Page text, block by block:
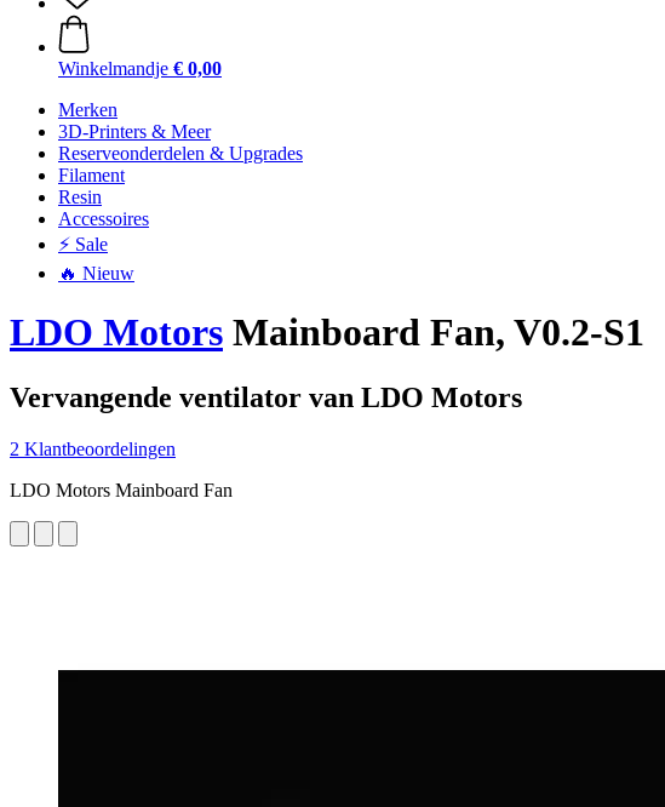
Winkelmandje € 0,00
Merken
3D-Printers & Meer
Reserveonderdelen & Upgrades
Filament
Resin
Accessoires
⚡ Sale
🔥 Nieuw
LDO Motors Mainboard Fan, V0.2-S1
Vervangende ventilator van LDO Motors
2 Klantbeoordelingen
LDO Motors Mainboard Fan